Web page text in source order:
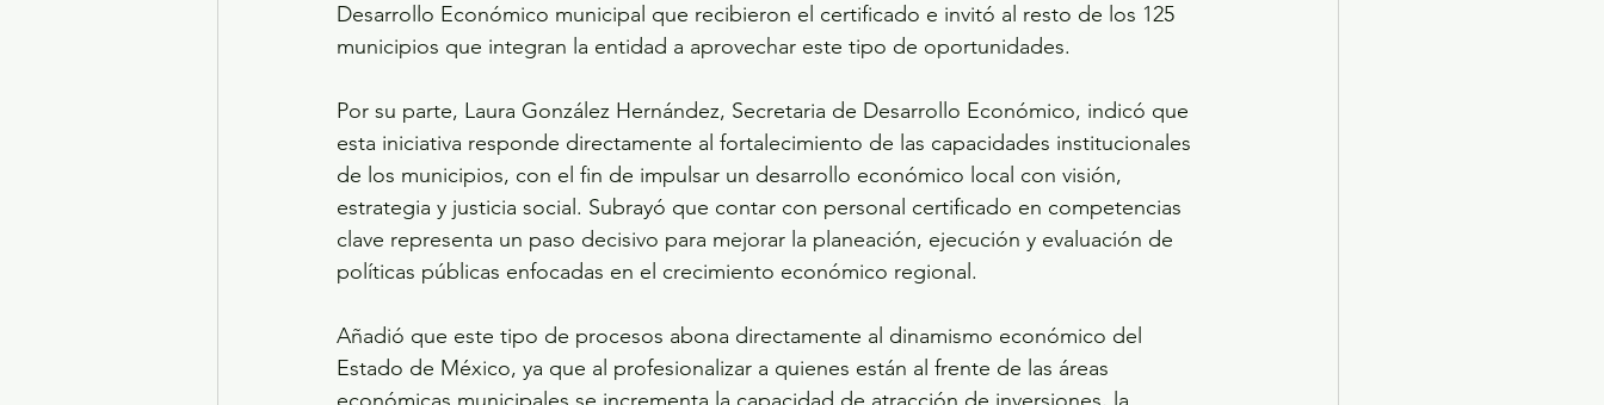
Desarrollo Económico municipal que recibieron el certificado e invitó al resto de los 125
municipios que integran la entidad a aprovechar este tipo de oportunidades.
Por su parte, Laura González Hernández, Secretaria de Desarrollo Económico, indicó que
esta iniciativa responde directamente al fortalecimiento de las capacidades institucionales
de los municipios, con el fin de impulsar un desarrollo económico local con visión,
estrategia y justicia social. Subrayó que contar con personal certificado en competencias
clave representa un paso decisivo para mejorar la planeación, ejecución y evaluación de
políticas públicas enfocadas en el crecimiento económico regional.
Añadió que este tipo de procesos abona directamente al dinamismo económico del
Estado de México, ya que al profesionalizar a quienes están al frente de las áreas